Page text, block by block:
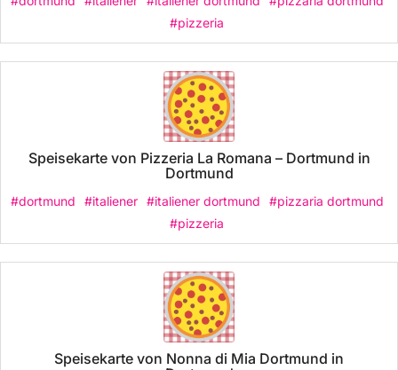
#pizzeria
Speisekarte von Pizzeria La Romana – Dortmund in
Dortmund
#dortmund #italiener #italiener dortmund
#pizzaria dortmund
#pizzeria
Speisekarte von Nonna di Mia Dortmund in